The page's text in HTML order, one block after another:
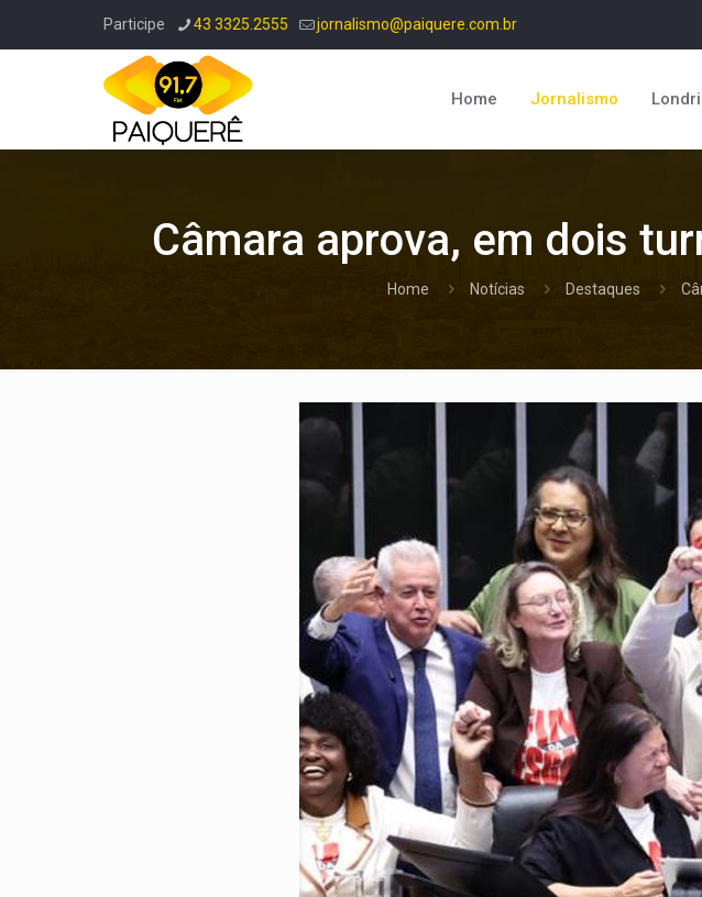
Participe 43 3325.2555 jornalismo@paiquere.com.br
Home Jornalismo
Câmara aprova, em dois
Home Notícias Destaques